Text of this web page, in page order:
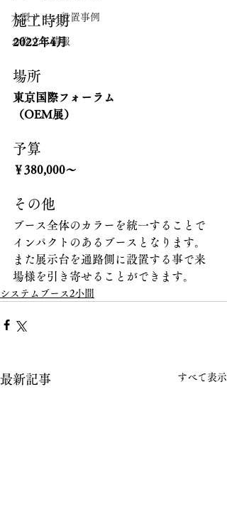
大型サイン設置事例
お役立ち情報
施工時期
2022年4月
場所
東京国際フォーラム
（OEM展）
予算
￥380,000～
その他
ブース全体のカラーを統一することで
インパクトのあるブースとなります。
また展示台を通路側に設置する事で来
場様を引き寄せることができます。
システムブース2小間
最新記事 すべて表示